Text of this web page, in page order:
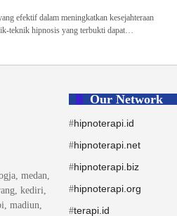
efektif dalam meningkatkan kesejahteraan
teknik hipnosis yang terbukti dapat…
medan,
kediri,
madiun,
Our Network
#hipnoterapi.id
#hipnoterapi.net
#hipnoterapi.biz
#hipnoterapi.org
#terapi.id